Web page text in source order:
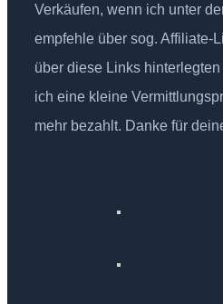
Verkäufen, wenn ich unter
empfehle über sog. Affiliate-
über diese Links
ich eine kleine
mehr bezahlt. Danke für